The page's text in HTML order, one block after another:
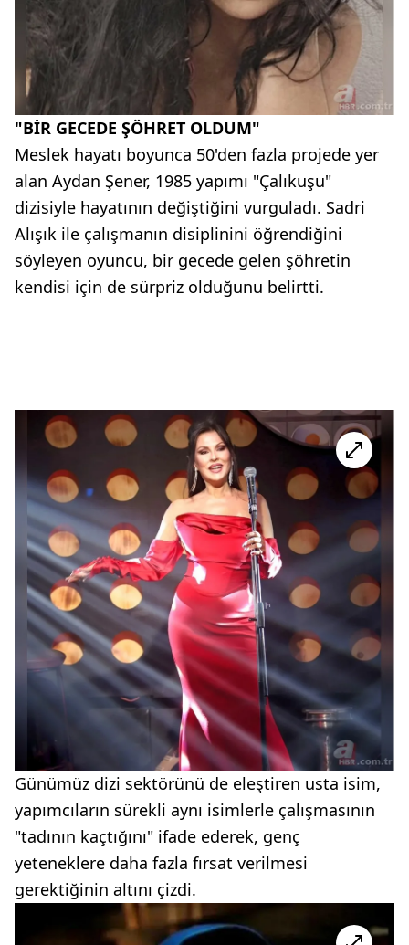
"BİR GECEDE ŞÖHRET OLDUM"
Meslek hayatı boyunca 50'den fazla projede yer
alan Aydan Şener, 1985 yapımı "Çalıkuşu"
dizisiyle hayatının değiştiğini vurguladı. Sadri
Alışık ile çalışmanın disiplinini öğrendiğini
söyleyen oyuncu, bir gecede gelen şöhretin
kendisi için de sürpriz olduğunu belirtti.
Günümüz dizi sektörünü de eleştiren usta isim,
yapımcıların sürekli aynı isimlerle çalışmasının
"tadının kaçtığını" ifade ederek, genç
yeteneklere daha fazla fırsat verilmesi
gerektiğinin altını çizdi.